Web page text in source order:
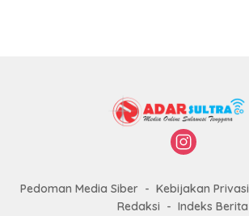
Pedoman Media Siber Kebijakan Privasi
Redaksi
Indeks Berita